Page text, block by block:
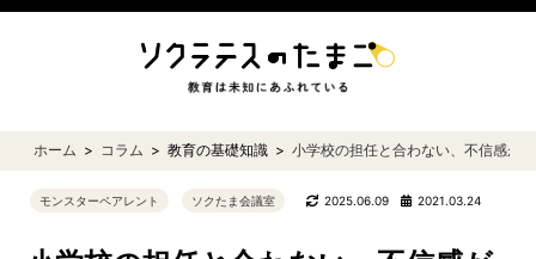
ホーム コラム 教育の基礎知識 小学校の担任と合わない、不信感が
モンスターペアレント ソクたま会議室 2025.06.09 2021.03.24